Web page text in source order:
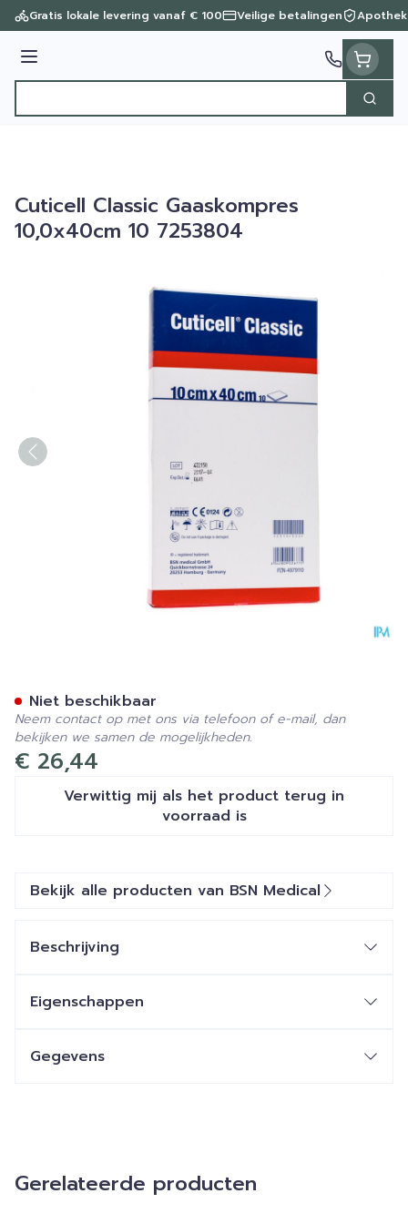
Ga naar de inhoud
Gratis lokale levering vanaf € 100 Veilige betalingen
Menu
Zoek
Cuticell Classic Gaaskompres
10,0x40cm 10 7253804
€ 26,44
Verwittig mij als het product terug in
voorraad is
Niet beschikbaar
Neem contact op met ons via telefoon of e-mail, dan
bekijken we samen de mogelijkheden.
Bekijk alle producten van BSN Medical
Beschrijving
Eigenschappen
Gegevens
Gerelateerde producten